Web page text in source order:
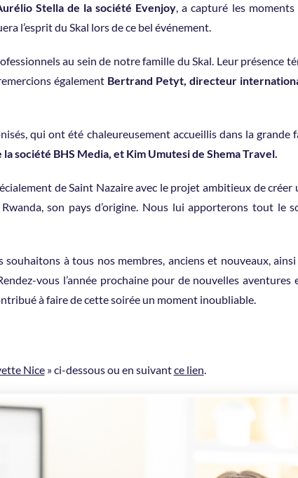
Stella de la société Evenjoy, a capturé les
l’esprit du Skal lors de ce bel événement.
au sein de notre famille du Skal. Leur présence
également Bertrand Petyt, directeur
qui ont été chaleureusement accueillis dans la grande
société BHS Media, et Kim Umutesi de Shema Travel.
de Saint Nazaire avec le projet ambitieux de créer
son pays d’origine. Nous lui apporterons tout le
à tous nos membres, anciens et nouveaux, ainsi
vous l’année prochaine pour de nouvelles aventures
à faire de cette soirée un moment inoubliable.
Nice» ci-dessous ou en suivantce lien.